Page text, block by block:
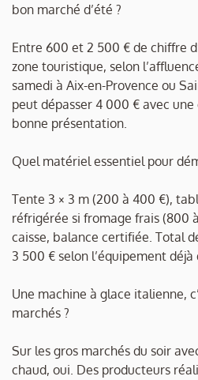
bon marché d’été ?
Entre 600 et 2 500 € de chiffre
zone touristique, selon
samedi à Aix-en-Provence ou
peut dépasser 4 000 € avec
bonne présentation.
Quel matériel essentiel pour
Tente 3 × 3 m (200 à 400 €),
réfrigérée si fromage frais (800
caisse, balance certifiée. Total
3 500 € selon l’équipement déjà
Une machine à glace italienne,
marchés ?
Sur les gros marchés du soir
chaud, oui. Des producteurs